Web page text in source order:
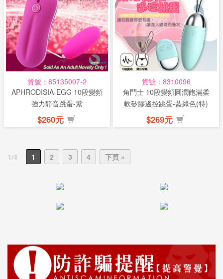
貨號：85135007-2
APHRODISIA-EGG 10段變頻
強力靜音跳蛋-紫
$260元
貨號：8310096
角鬥士 10段變頻圓潤飽滿柔
軟矽膠遙控跳蛋-藍綠色(特)
$269元
1/4 1 2 3 4 下頁 »